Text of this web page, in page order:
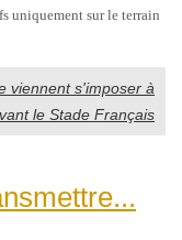
uniquement sur le terrain
viennent s'imposer à
le Stade Français